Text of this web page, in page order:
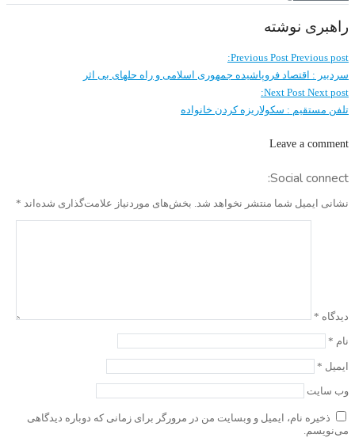
راهبری نوشته
Previous Post Previous post:
سردبیر : اقتصاد فروپاشیده جمهوری اسلامی و راه حلهای بی اثر
Next Post Next post:
تلفن مستقیم : سکولاریزه کردن خانواده
Leave a comment
Social connect:
نشانی ایمیل شما منتشر نخواهد شد. بخش‌های موردنیاز علامت‌گذاری شده‌اند *
دیدگاه *
نام *
ایمیل *
وب‌ سایت
ذخیره نام، ایمیل و وبسایت من در مرورگر برای زمانی که دوباره دیدگاهی
می‌نویسم.